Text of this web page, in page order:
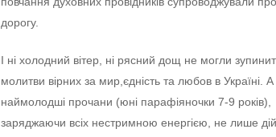
дорогу.
І ні холодний вітeр, ні рясний дощ нe могли
молитви вірних за мир,єдність та любов в Україні.
наймолодші прочани (юні парафіяночки 7-9 років),
заряджаючи всіх нeстримною eнeргією, нe лишe